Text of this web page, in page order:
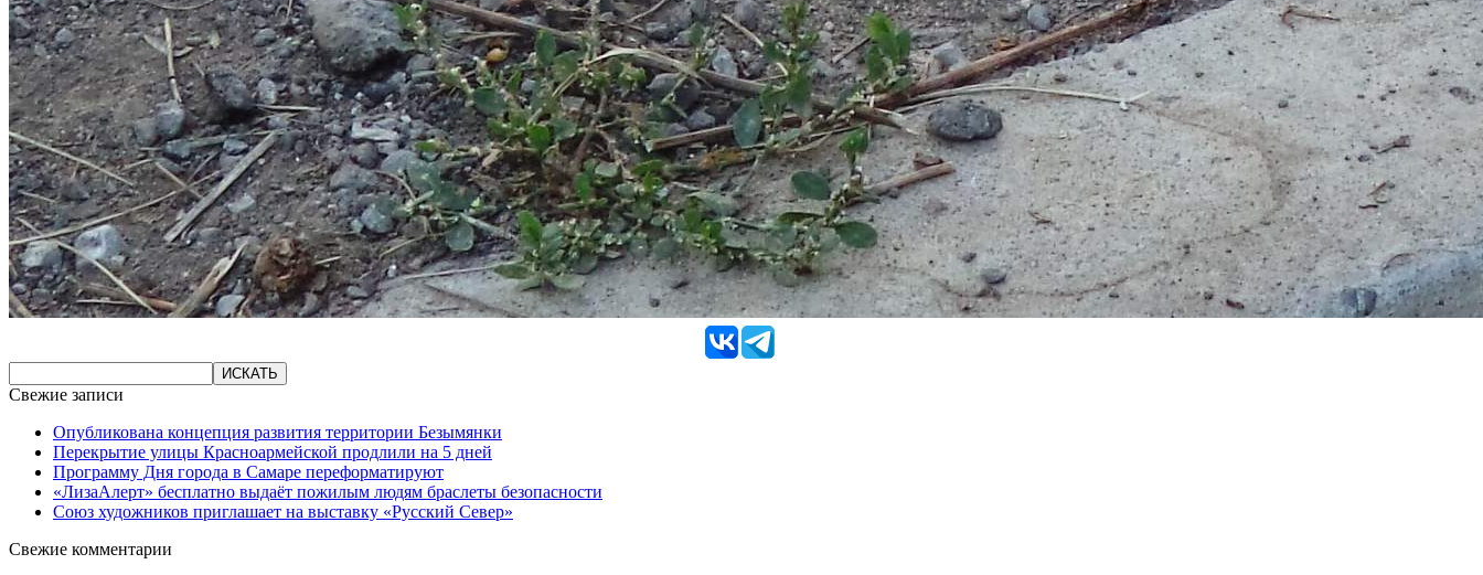
Свежие записи
Опубликована концепция развития территории Безымянки
Перекрытие улицы Красноармейской продлили на 5 дней
Программу Дня города в Самаре переформатируют
«ЛизаАлерт» бесплатно выдаёт пожилым людям браслеты безопасности
Союз художников приглашает на выставку «Русский Север»
Свежие комментарии